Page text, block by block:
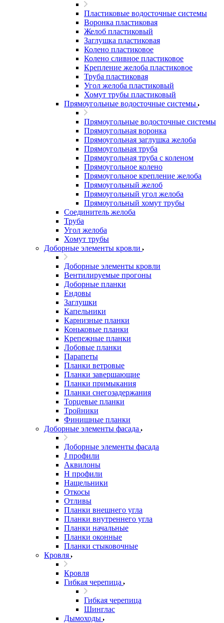
Пластиковые водосточные системы
Воронка пластиковая
Желоб пластиковый
Заглушка пластиковая
Колено пластиковое
Колено сливное пластиковое
Крепление желоба пластиковое
Труба пластиковая
Угол желоба пластиковый
Хомут трубы пластиковый
Прямоугольные водосточные системы
Прямоугольные водосточные системы
Прямоугольная воронка
Прямоугольная заглушка желоба
Прямоугольная труба
Прямоугольная труба c коленом
Прямоугольное колено
Прямоугольное крепление желоба
Прямоугольный желоб
Прямоугольный угол желоба
Прямоугольный хомут трубы
Соединитель желоба
Труба
Угол желоба
Хомут трубы
Доборные элементы кровли
Доборные элементы кровли
Вентилируемые прогоны
Доборные планки
Ендовы
Заглушки
Капельники
Карнизные планки
Коньковые планки
Крепежные планки
Лобовые планки
Парапеты
Планки ветровые
Планки завершающие
Планки примыкания
Планки снегозадержания
Торцевые планки
Тройники
Финишные планки
Доборные элементы фасада
Доборные элементы фасада
J профили
Аквилоны
Н профили
Нащельники
Откосы
Отливы
Планки внешнего угла
Планки внутреннего угла
Планки начальные
Планки оконные
Планки стыковочные
Кровля
Кровля
Гибкая черепица
Гибкая черепица
Шинглас
Дымоходы